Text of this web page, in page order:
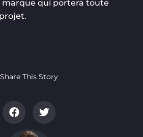
marque qui portera toute
Share This Story